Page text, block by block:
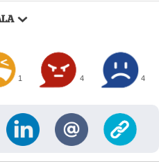
1 4 4